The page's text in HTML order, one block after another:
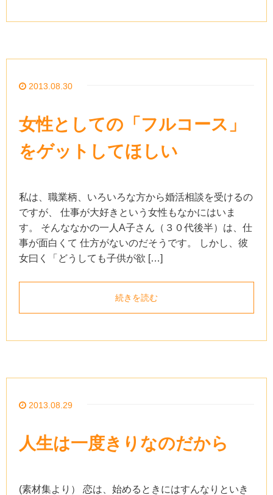
2013.08.30
女性としての「フルコース」
をゲットしてほしい
私は、職業柄、いろいろな方から婚活相談を受けるの
ですが、 仕事が大好きという女性もなかにはいま
す。 そんななかの一人A子さん（３０代後半）は、仕
事が面白くて 仕方がないのだそうです。 しかし、彼
女曰く「どうしても子供が欲 […]
続きを読む
2013.08.29
人生は一度きりなのだから
(素材集より） 恋は、始めるときにはすんなりといき